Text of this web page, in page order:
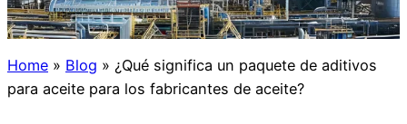
Home » Blog » ¿Qué significa un paquete de aditivos
para aceite para los fabricantes de aceite?